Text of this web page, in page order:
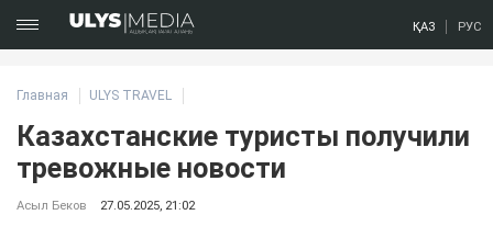
ҚАЗ РУС
Главная ULYS TRAVEL
Казахстанские туристы получили
тревожные новости
Асыл Беков 27.05.2025, 21:02